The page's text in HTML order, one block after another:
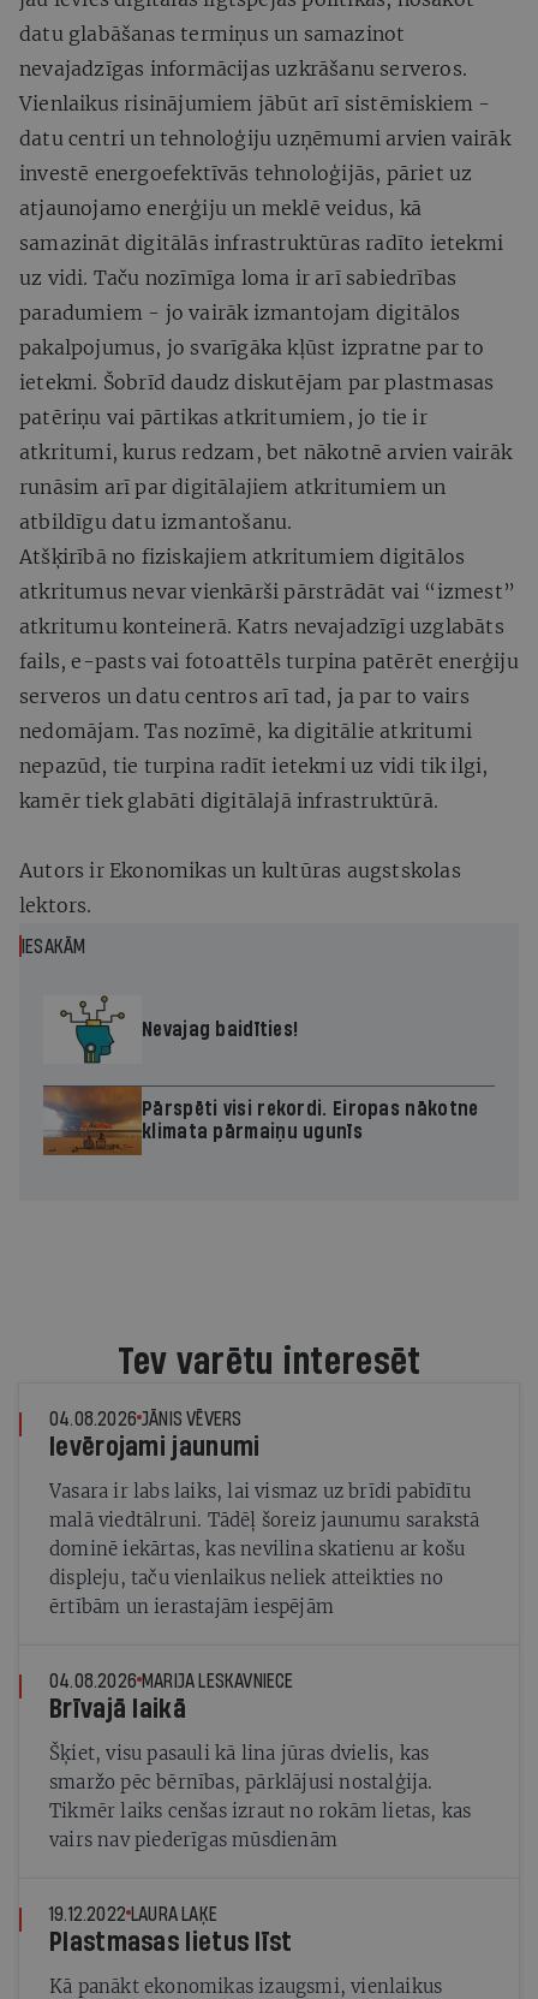
datu glabāšanas termiņus un samazinot
nevajadzīgas informācijas uzkrāšanu serveros.
Vienlaikus risinājumiem jābūt arī sistēmiskiem -
datu centri un tehnoloģiju uzņēmumi arvien vairāk
investē energoefektīvās tehnoloģijās, pāriet uz
atjaunojamo enerģiju un meklē veidus, kā
samazināt digitālās infrastruktūras radīto ietekmi
uz vidi. Taču nozīmīga loma ir arī sabiedrības
paradumiem - jo vairāk izmantojam digitālos
pakalpojumus, jo svarīgāka kļūst izpratne par to
ietekmi. Šobrīd daudz diskutējam par plastmasas
patēriņu vai pārtikas atkritumiem, jo tie ir
atkritumi, kurus redzam, bet nākotnē arvien vairāk
runāsim arī par digitālajiem atkritumiem un
atbildīgu datu izmantošanu.
Atšķirībā no fiziskajiem atkritumiem digitālos
atkritumus nevar vienkārši pārstrādāt vai “izmest”
atkritumu konteinerā. Katrs nevajadzīgi uzglabāts
fails, e-pasts vai fotoattēls turpina patērēt enerģiju
serveros un datu centros arī tad, ja par to vairs
nedomājam. Tas nozīmē, ka digitālie atkritumi
nepazūd, tie turpina radīt ietekmi uz vidi tik ilgi,
kamēr tiek glabāti digitālajā infrastruktūrā.
Autors ir Ekonomikas un kultūras augstskolas
lektors.
IESAKĀM
Nevajag baidīties!
Pārspēti visi rekordi. Eiropas nākotne
klimata pārmaiņu ugunīs
Tev varētu interesēt
04.08.2026 JĀNIS VĒVERS
Ievērojami jaunumi
Vasara ir labs laiks, lai vismaz uz brīdi pabīdītu
malā viedtālruni. Tādēļ šoreiz jaunumu sarakstā
dominē iekārtas, kas nevilina skatienu ar košu
displeju, taču vienlaikus neliek atteikties no
ērtībām un ierastajām iespējām
04.08.2026 MARIJA LESKAVNIECE
Brīvajā laikā
Šķiet, visu pasauli kā lina jūras dvielis, kas
smaržo pēc bērnības, pārklājusi nostalģija.
Tikmēr laiks cenšas izraut no rokām lietas, kas
vairs nav piederīgas mūsdienām
19.12.2022 LAURA LAĶE
Plastmasas lietus līst
Kā panākt ekonomikas izaugsmi, vienlaikus